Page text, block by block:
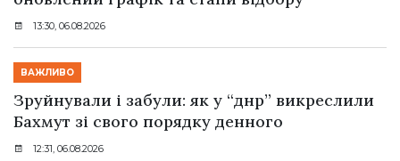
13:30, 06.08.2026
ВАЖЛИВО
Зруйнували і забули: як у “днр” викреслили
Бахмут зі свого порядку денного
12:31, 06.08.2026